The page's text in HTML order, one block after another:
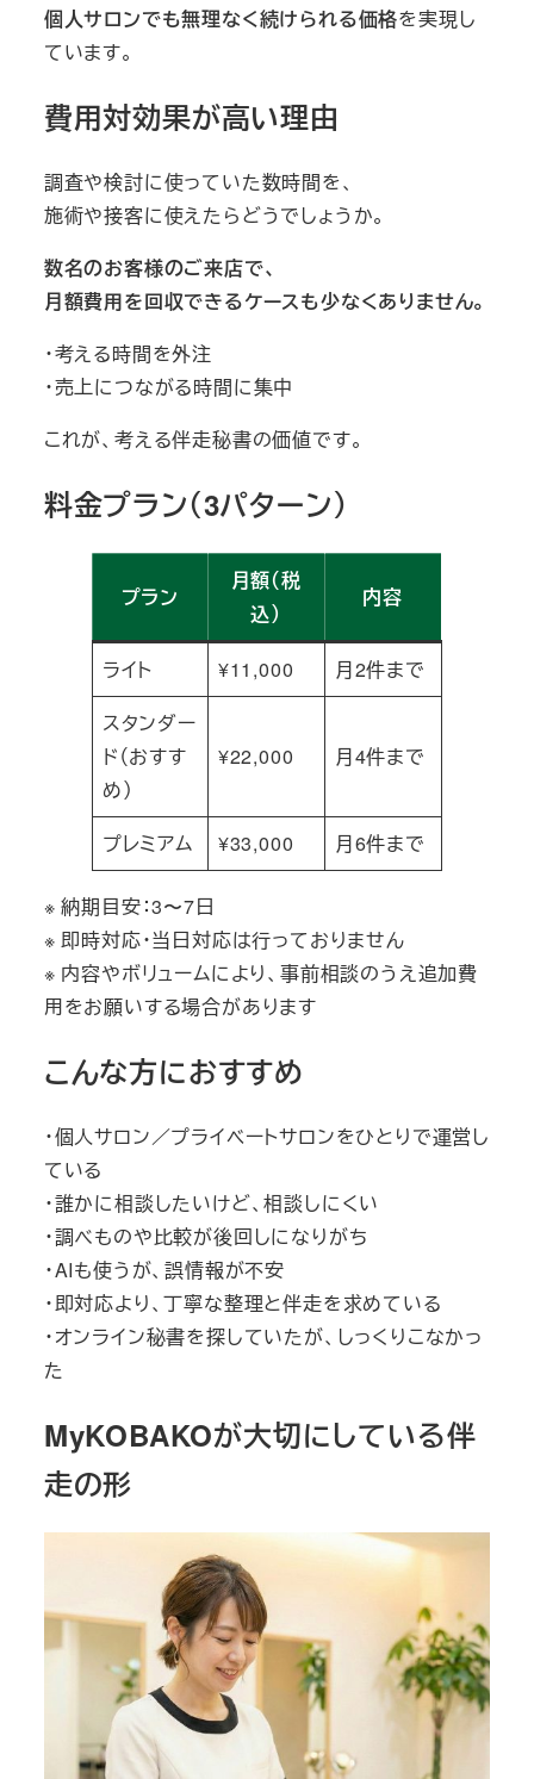
個人サロンでも無理なく続けられる価格を実現し
ています。
費用対効果が高い理由
調査や検討に使っていた数時間を、
施術や接客に使えたらどうでしょうか。
数名のお客様のご来店で、
月額費用を回収できるケースも少なくありません。
・考える時間を外注
・売上につながる時間に集中
これが、考える伴走秘書の価値です。
料金プラン（3パターン）
プラン
月額（税
込）
内容
ライト ¥11,000
月2件まで
スタンダー
ド（おすす
め）
¥22,000 月4件まで
プレミアム ¥33,000 月6件まで
※ 納期目安：3〜7日
※ 即時対応・当日対応は行っておりません
※ 内容やボリュームにより、事前相談のうえ追加費
用をお願いする場合があります
こんな方におすすめ
・個人サロン／プライベートサロンをひとりで運営し
ている
・誰かに相談したいけど、相談しにくい
・調べものや比較が後回しになりがち
・AIも使うが、誤情報が不安
・即対応より、丁寧な整理と伴走を求めている
・オンライン秘書を探していたが、しっくりこなかっ
た
MyKOBAKOが大切にしている伴
走の形